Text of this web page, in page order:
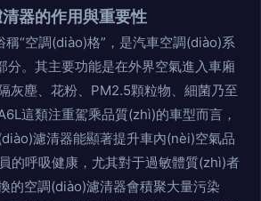
器的作用與重要性
“空調(diào)格”，是汽車空調(diào)系
分。其主要功能是在外界空氣進入車廂
灰塵、花粉、PM2.5顆粒物、細菌乃至
這類注重駕乘品質(zhì)的車型而言，
濾清器能顯著提升車內(nèi)空氣品
的呼吸健康，尤其對于過敏體質(zhì)者
的空調(diào)濾清器會積聚大量污染